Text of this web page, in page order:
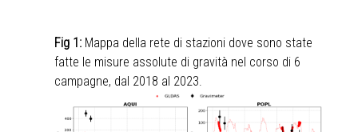
Fig 1: Mappa della rete di stazioni dove sono state
fatte le misure assolute di gravità nel corso di 6
campagne, dal 2018 al 2023.